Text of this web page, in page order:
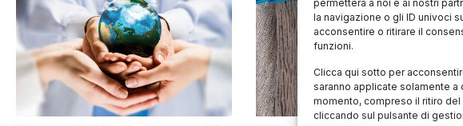
permetterà a noi e ai nostri
la navigazione o gli ID univoci
acconsentire o ritirare il
funzioni.
Clicca qui sotto per
saranno applicate solamente
momento, compreso il ritiro
cliccando sul pulsante di